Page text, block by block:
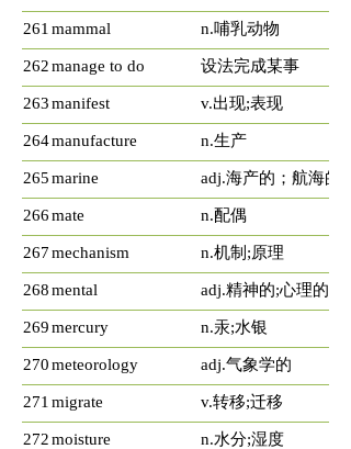
261 mammal n.哺乳动物
262manage to do 设法完成某事
263manifest v.出现;表现
264manufacture n.生产
265marine adj.海产的；航海的;
266mate n.配偶
267mechanism n.机制;原理
268mental adj.精神的;心理的
269mercury n.汞;水银
270meteorology adj.气象学的
271 migrate v.转移;迁移
272moisture n.水分;湿度